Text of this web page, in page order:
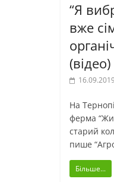
“Я
вже
(відео)
16.09.2019
На
ферма
старий
пише
Більше...